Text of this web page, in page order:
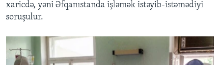
xaricdə, yəni Əfqanıstanda işləmək istəyib-istəmədiyi
soruşulur.